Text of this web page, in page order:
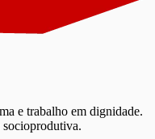
e trabalho em dignidade.
socioprodutiva.